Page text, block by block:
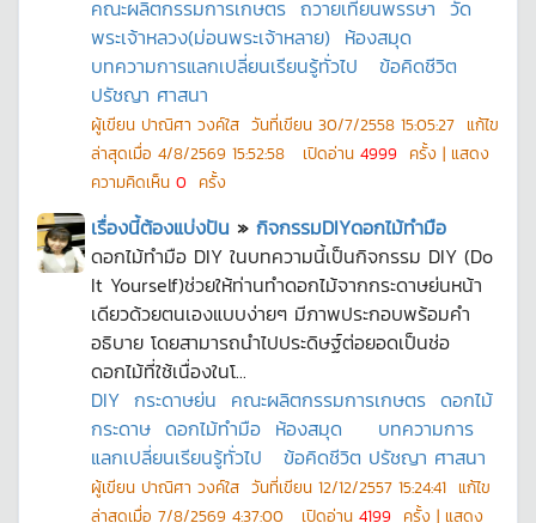
คณะผลิตกรรมการเกษตร ถวายเทียนพรรษา วัด
พระเจ้าหลวง(ม่อนพระเจ้าหลาย) ห้องสมุด
บทความการแลกเปลี่ยนเรียนรู้ทั่วไป
ข้อคิดชีวิต
ปรัชญา ศาสนา
ผู้เขียน ปาณิศา วงค์ใส วันที่เขียน 30/7/2558 15:05:27 แก้ไข
ล่าสุดเมื่อ 4/8/2569 15:52:58 เปิดอ่าน 4999 ครั้ง | แสดง
ความคิดเห็น 0 ครั้ง
เรื่องนี้ต้องแบ่งปัน » กิจกรรมDIYดอกไม้ทำมือ
ดอกไม้ทำมือ DIY ในบทความนี้เป็นกิจกรรม DIY (Do
It Yourself)ช่วยให้ท่านทำดอกไม้จากกระดาษย่นหน้า
เดียวด้วยตนเองแบบง่ายๆ มีภาพประกอบพร้อมคำ
อธิบาย โดยสามารถนำไปประดิษฐ์ต่อยอดเป็นช่อ
ดอกไม้ที่ใช้เนื่องในโ...
DIY กระดาษย่น คณะผลิตกรรมการเกษตร ดอกไม้
กระดาษ ดอกไม้ทำมือ ห้องสมุด
บทความการ
แลกเปลี่ยนเรียนรู้ทั่วไป
ข้อคิดชีวิต ปรัชญา ศาสนา
ผู้เขียน ปาณิศา วงค์ใส วันที่เขียน 12/12/2557 15:24:41 แก้ไข
ล่าสุดเมื่อ 7/8/2569 4:37:00 เปิดอ่าน 4199 ครั้ง | แสดง